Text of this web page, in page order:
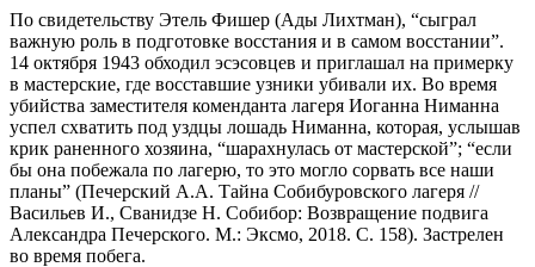
По свидетельству Этель Фишер (Ады Лихтман), “сыграл
важную роль в подготовке восстания и в самом восстании”.
14 октября 1943 обходил эсэсовцев и приглашал на примерку
в мастерские, где восставшие узники убивали их. Во время
убийства заместителя коменданта лагеря Иоганна Ниманна
успел схватить под уздцы лошадь Ниманна, которая, услышав
крик раненного хозяина, “шарахнулась от мастерской”; “если
бы она побежала по лагерю, то это могло сорвать все наши
планы” (Печерский А.А. Тайна Собибуровского лагеря //
Васильев И., Сванидзе Н. Собибор: Возвращение подвига
Александра Печерского. М.: Эксмо, 2018. С. 158). Застрелен
во время побега.